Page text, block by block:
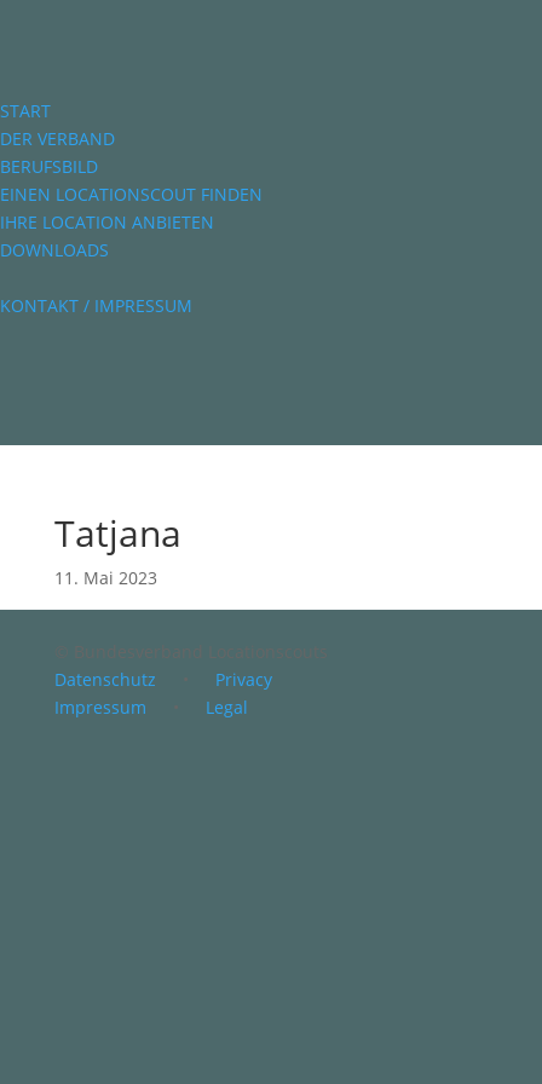
START
DER VERBAND
BERUFSBILD
EINEN LOCATIONSCOUT FINDEN
IHRE LOCATION ANBIETEN
DOWNLOADS
KONTAKT / IMPRESSUM
Tatjana
11. Mai 2023
© Bundesverband Locationscouts
Datenschutz • Privacy
Impressum • Legal